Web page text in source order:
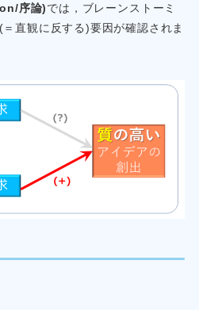
序論)では，ブレーンストーミ
直観に反する)要因が確認されま